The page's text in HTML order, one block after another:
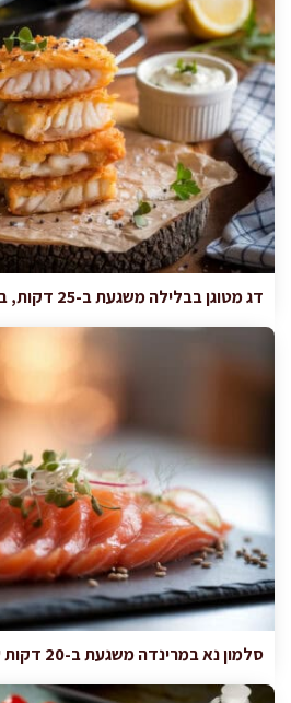
דג מטוגן בבלילה משגעת ב-25 דקות, בלי ביצים בכלל
סלמון נא במרינדה משגעת ב-20 דקות עבודה, בלי בישול